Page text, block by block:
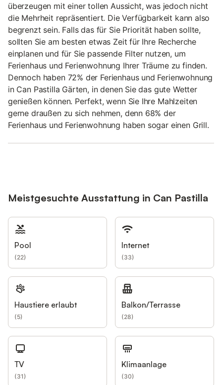
überzeugen mit einer tollen Aussicht, was jedoch nicht
die Mehrheit repräsentiert. Die Verfügbarkeit kann also
begrenzt sein. Falls das für Sie Priorität haben sollte,
sollten Sie am besten etwas Zeit für Ihre Recherche
einplanen und für Sie passende Filter nutzen, um
Ferienhaus und Ferienwohnung Ihrer Träume zu finden.
Dennoch haben 72% der Ferienhaus und Ferienwohnung
in Can Pastilla Gärten, in denen Sie das gute Wetter
genießen können. Perfekt, wenn Sie Ihre Mahlzeiten
gerne draußen zu sich nehmen, denn 68% der
Ferienhaus und Ferienwohnung haben sogar einen Grill.
Meistgesuchte Ausstattung in Can Pastilla
Pool
(22)
Internet
(33)
Haustiere erlaubt
(5)
Balkon/Terrasse
(28)
TV
(31)
Klimaanlage
(30)